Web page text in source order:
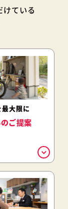
けている
大限に
ご提案